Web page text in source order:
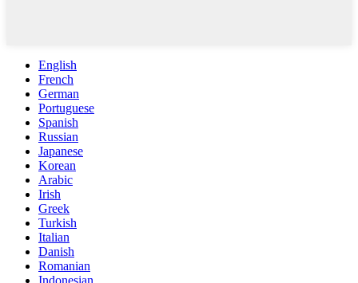
English
French
German
Portuguese
Spanish
Russian
Japanese
Korean
Arabic
Irish
Greek
Turkish
Italian
Danish
Romanian
Indonesian